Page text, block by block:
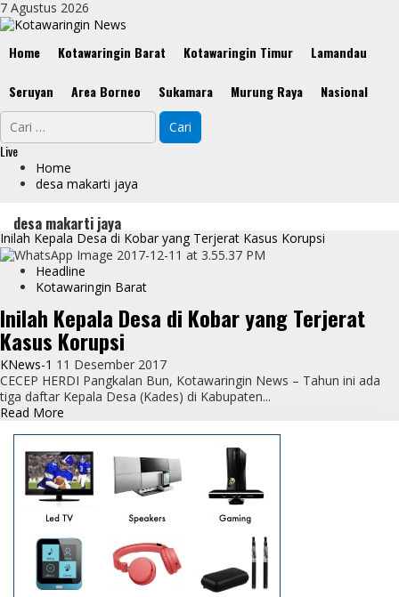
Skip
to
7 Agustus 2026
Menu
Home Kotawaringin Barat Kotawaringin Timur Lamandau
Seruyan Area Borneo Sukamara Murung Raya Nasional
Cari
untuk:
Live
Home
desa makarti jaya
desa makarti jaya
Inilah Kepala Desa di Kobar yang Terjerat Kasus Korupsi
Headline
Kotawaringin Barat
Inilah Kepala Desa di Kobar yang Terjerat
Kasus Korupsi
KNews-1 11 Desember 2017
CECEP HERDI Pangkalan Bun, Kotawaringin News – Tahun ini ada
tiga daftar Kepala Desa (Kades) di Kabupaten...
Read More
Inilah
Kepala
Desa
di
Kobar
yang
Terjerat
Kasus
Korupsi